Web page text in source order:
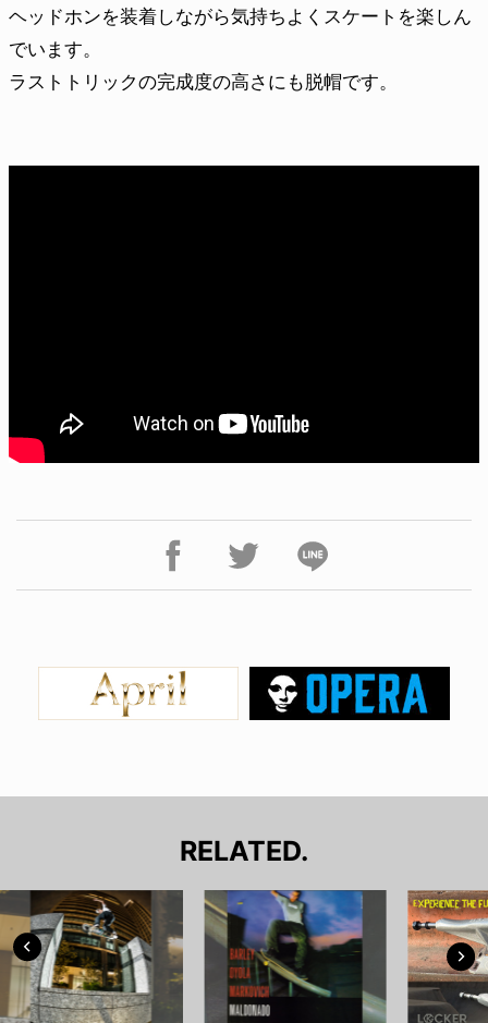
ヘッドホンを装着しながら気持ちよくスケートを楽しん
でいます。
ラストトリックの完成度の高さにも脱帽です。
RELATED.